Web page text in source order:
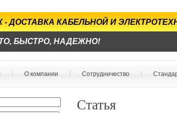
- ДОСТАВКА КАБЕЛЬНОЙ И
БЫСТРО, НАДЕЖНО!
О компании Сотрудничество
Статья